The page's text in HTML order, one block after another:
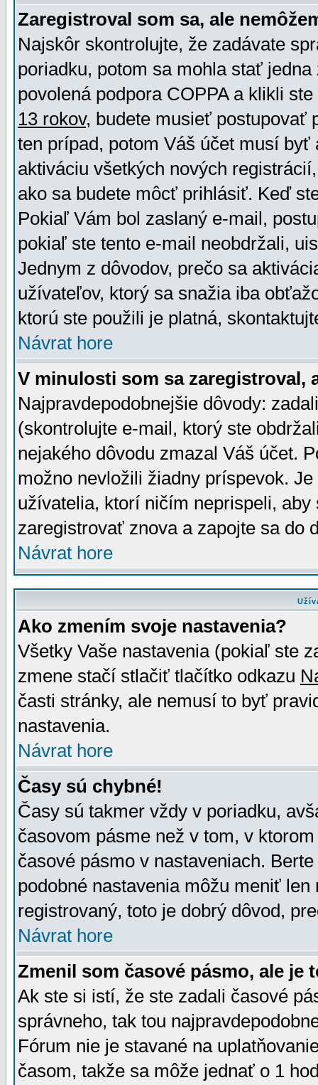
Zaregistroval som sa, ale
Najskôr skontrolujte, že zadávate
poriadku, potom sa mohla stať
povolená podpora COPPA a klikli
13 rokov, budete musieť postupovať
ten prípad, potom Váš účet musí
aktiváciu všetkých nových
ako sa budete môcť prihlásiť. Keď
Pokiaľ Vám bol zaslaný e-mail,
pokiaľ ste tento e-mail neobdržali,
Jednym z dôvodov, prečo sa
užívateľov, ktorý sa snažia iba
ktorú ste použili je platná,
Návrat hore
V minulosti som sa zaregistroval,
Najpravdepodobnejšie dôvody:
(skontrolujte e-mail, ktorý ste
nejakého dôvodu zmazal Váš účet.
možno nevložili žiadny príspevok.
užívatelia, ktorí ničím neprispeli,
zaregistrovať znova a zapojte sa do
Návrat hore
Ako zmením svoje nastavenia?
Všetky Vaše nastavenia (pokiaľ ste
zmene stačí stlačiť tlačítko odkazu
časti stránky, ale nemusí to byť
nastavenia.
Návrat hore
Časy sú chybné!
Časy sú takmer vždy v poriadku,
časovom pásme než v tom, v
časové pásmo v nastaveniach.
podobné nastavenia môžu meniť
registrovaný, toto je dobrý dôvod,
Návrat hore
Zmenil som časové pásmo, ale je
Ak ste si istí, že ste zadali časové
správneho, tak tou
Fórum nie je stavané na
časom, takže sa môže jednať o 1